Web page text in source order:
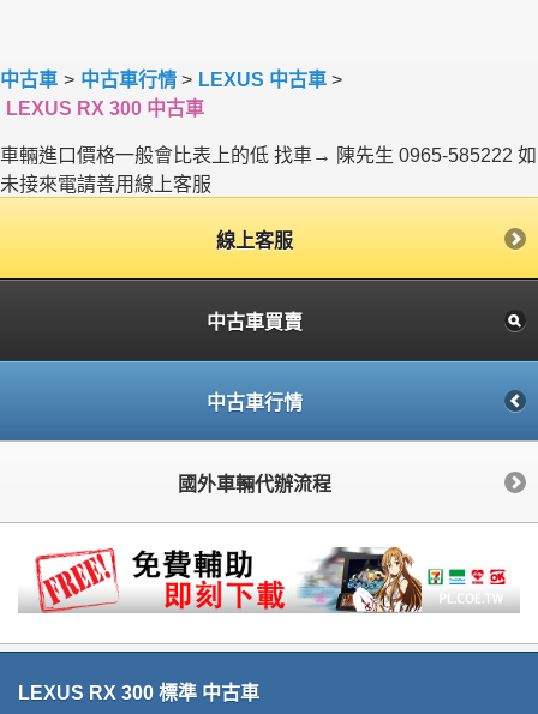
中古車 > 中古車行情 > LEXUS 中古車 >
LEXUS RX 300 中古車
車輛進口價格一般會比表上的低 找車→ 陳先生 0965-585222 如
未接來電請善用線上客服
線上客服
中古車買賣
中古車行情
國外車輛代辦流程
LEXUS RX 300 標準 中古車